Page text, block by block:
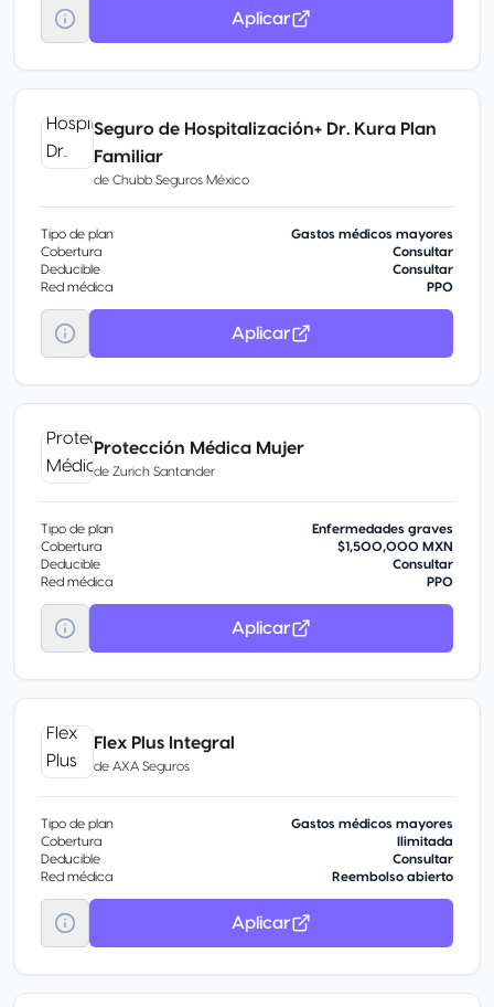
Aplicar
Seguro de Hospitalización+ Dr. Kura Plan
Familiar
de Chubb Seguros México
Tipo de plan
Gastos médicos mayores
Cobertura
Consultar
Deducible
Consultar
Red médica
PPO
Aplicar
Protección Médica Mujer
de Zurich Santander
Tipo de plan
Enfermedades graves
Cobertura
$1,500,000 MXN
Deducible
Consultar
Red médica
PPO
Aplicar
Flex Plus Integral
de AXA Seguros
Tipo de plan
Gastos médicos mayores
Cobertura
Ilimitada
Deducible
Consultar
Red médica
Reembolso abierto
Aplicar